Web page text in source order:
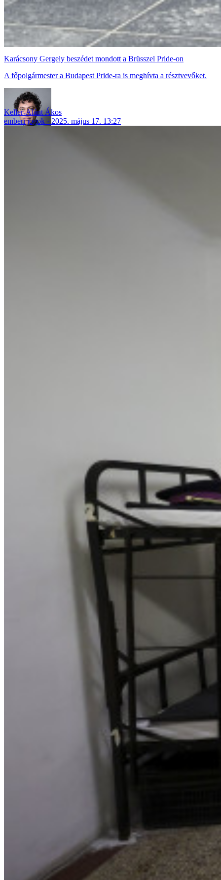
Karácsony Gergely beszédet mondott a Brüsszel Pride-on
A főpolgármester a Budapest Pride-ra is meghívta a résztvevőket.
Keller-Alánt Ákos
emberi jogok
2025. május 17. 13:27